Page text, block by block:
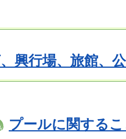
興行場、旅館、公
プールに関するこ